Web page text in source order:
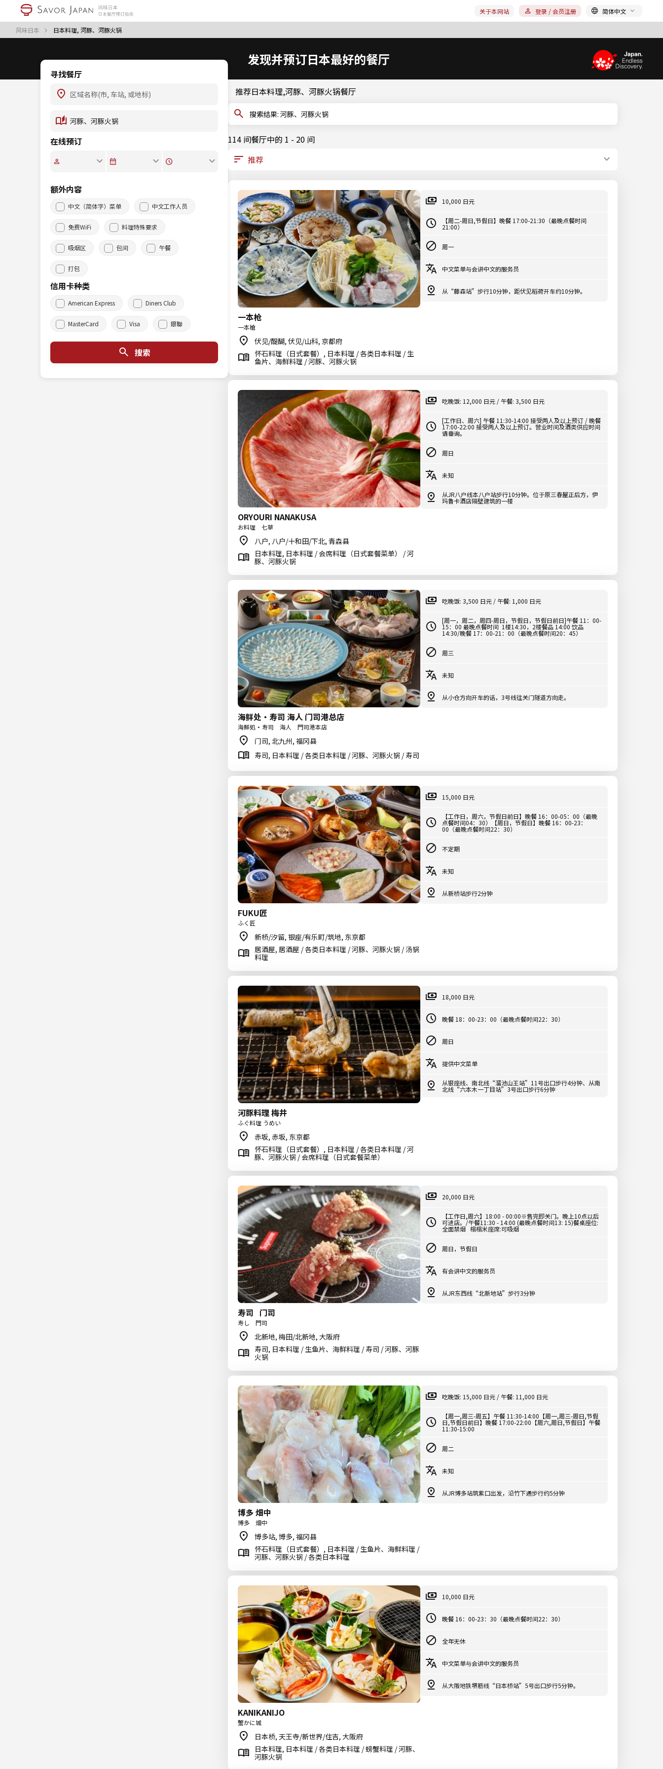
风味日本 日本料理, 河豚、河豚火锅
关于本网站 登录 / 会员注册 简体中文
发现并预订日本最好的餐厅
寻找餐厅
在线预订
额外内容
中文（简体字）菜单 中文工作人员
免费WiFi 料理特殊要求
吸烟区 包间 午餐
打包
信用卡种类
American Express Diners Club
MasterCard Visa 銀聯
搜索
推荐日本料理,河豚、河豚火锅餐厅
搜索结果: 河豚、河豚火锅
114 间餐厅中的 1 - 20 间
一本枪
一本槍
伏见/醍醐, 伏见/山科, 京都府
怀石料理（日式套餐）, 日本料理 / 各类日本料理 / 生
鱼片、海鲜料理 / 河豚、河豚火锅
10,000 日元
【周二-周日,节假日】晚餐 17:00-21:30（最晚点餐时间
21:00）
周一
中文菜单与会讲中文的服务员
从“藤森站”步行10分钟，距伏见稻荷开车约10分钟。
ORYOURI NANAKUSA
お料理 七草
八户, 八户/十和田/下北, 青森县
日本料理, 日本料理 / 会席料理（日式套餐菜单） / 河
豚、河豚火锅
吃晚饭: 12,000 日元 / 午餐: 3,500 日元
[工作日、周六] 午餐 11:30-14:00 接受两人及以上预订 / 晚餐
17:00-22:00 接受两人及以上预订。营业时间及酒类供应时间
请垂询。
周日
未知
从JR八户线本八户站步行10分钟。位于原三春屋正后方，伊
玛鲁卡酒店隔壁建筑的一楼
海鲜处・寿司 海人 门司港总店
海鮮処・寿司 海人 門司港本店
门司, 北九州, 福冈县
寿司, 日本料理 / 各类日本料理 / 河豚、河豚火锅 / 寿司
吃晚饭: 3,500 日元 / 午餐: 1,000 日元
[周一，周二，周四-周日，节假日，节假日前日]午餐 11：00-
15：00 最晚点餐时间 1楼14:30，2楼餐品 14:00 饮品
14:30/晚餐 17：00-21：00（最晚点餐时间20：45）
周三
未知
从小仓方向开车的话，3号线往关门隧道方向走。
FUKU匠
ふく匠
新桥/汐留, 银座/有乐町/筑地, 东京都
居酒屋, 居酒屋 / 各类日本料理 / 河豚、河豚火锅 / 汤锅
料理
15,000 日元
【工作日，周六，节假日前日】晚餐 16：00-05：00（最晚
点餐时间04：30）【周日，节假日】晚餐 16：00-23：
00（最晚点餐时间22：30）
不定期
未知
从新桥站步行2分钟
河豚料理 梅井
ふぐ料理 うめい
赤坂, 赤坂, 东京都
怀石料理（日式套餐）, 日本料理 / 各类日本料理 / 河
豚、河豚火锅 / 会席料理（日式套餐菜单）
18,000 日元
晚餐 18：00-23：00（最晚点餐时间22：30）
周日
提供中文菜单
从银座线、南北线“溜池山王站”11号出口步行4分钟、从南
北线“六本木一丁目站”3号出口步行6分钟
寿司 门司
寿し 門司
北新地, 梅田/北新地, 大阪府
寿司, 日本料理 / 生鱼片、海鲜料理 / 寿司 / 河豚、河豚
火锅
20,000 日元
【工作日,周六】18:00 - 00:00※售完即关门。晚上10点以后
可进店。/午餐11:30 - 14:00 (最晚点餐时间13: 15)餐桌座位:
全面禁烟 榻榻米座席:可吸烟
周日，节假日
有会讲中文的服务员
从JR东西线“北新地站”步行3分钟
博多 畑中
博多 畑中
博多站, 博多, 福冈县
怀石料理（日式套餐）, 日本料理 / 生鱼片、海鲜料理 /
河豚、河豚火锅 / 各类日本料理
吃晚饭: 15,000 日元 / 午餐: 11,000 日元
【周一,周三-周五】午餐 11:30-14:00【周一,周三-周日,节假
日,节假日前日】晚餐 17:00-22:00【周六,周日,节假日】午餐
11:30-15:00
周二
未知
从JR博多站筑紫口出发，沿竹下通步行约5分钟
KANIKANIJO
蟹かに城
日本桥, 天王寺/新世界/住吉, 大阪府
日本料理, 日本料理 / 各类日本料理 / 螃蟹料理 / 河豚、
河豚火锅
10,000 日元
晚餐 16：00-23：30（最晚点餐时间22：30）
全年无休
中文菜单与会讲中文的服务员
从大阪地铁堺筋线“日本桥站”5号出口步行5分钟。